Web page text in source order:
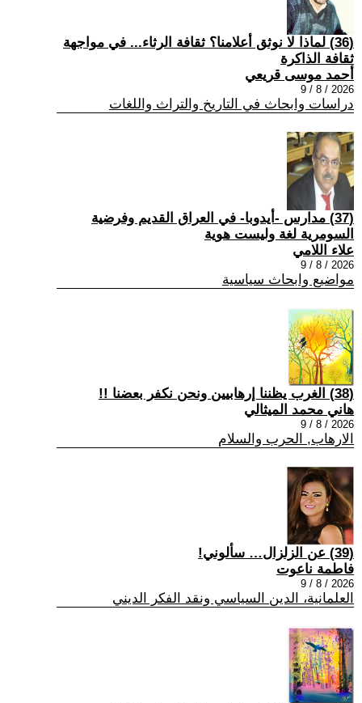
(36) لماذا لا نوثق أعلامنا؟ ثقافة الرثاء... في مواجهة
ثقافة الذاكرة
أحمد موسى قريعي
2026 / 8 / 9
دراسات وابحاث في التاريخ والتراث واللغات
(37) مدارس -أيدوبا- في العراق القديم وفرضية
السومرية لغة وليست هوية
علاء اللامي
2026 / 8 / 9
مواضيع وابحاث سياسية
(38) الغرب يظننا إرهابيين ونحن نكفر بعضنا !!
هاني محمد الميثالي
2026 / 8 / 9
الارهاب, الحرب والسلام
(39) عن الزلزال… سألوني!
فاطمة ناعوت
2026 / 8 / 9
العلمانية، الدين السياسي ونقد الفكر الديني